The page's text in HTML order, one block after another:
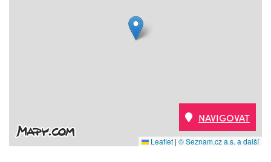
Leaflet | © Seznam.cz a.s. a další
NAVIGOVAT